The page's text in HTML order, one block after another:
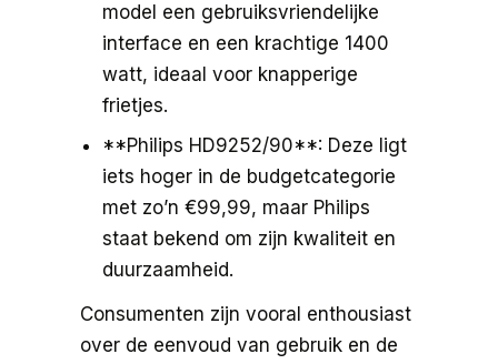
model een gebruiksvriendelijke
interface en een krachtige 1400
watt, ideaal voor knapperige
frietjes.
**Philips HD9252/90**: Deze ligt
iets hoger in de budgetcategorie
met zo’n €99,99, maar Philips
staat bekend om zijn kwaliteit en
duurzaamheid.
Consumenten zijn vooral enthousiast
over de eenvoud van gebruik en de